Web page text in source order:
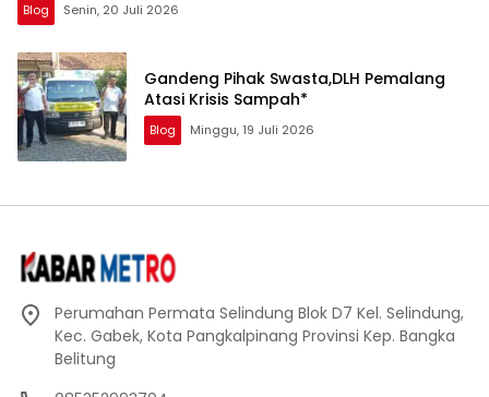
Blog Senin, 20 Juli 2026
Gandeng Pihak Swasta,DLH Pemalang
Atasi Krisis Sampah*
Blog Minggu, 19 Juli 2026
Perumahan Permata Selindung Blok D7 Kel. Selindung,
Kec. Gabek, Kota Pangkalpinang Provinsi Kep. Bangka
Belitung